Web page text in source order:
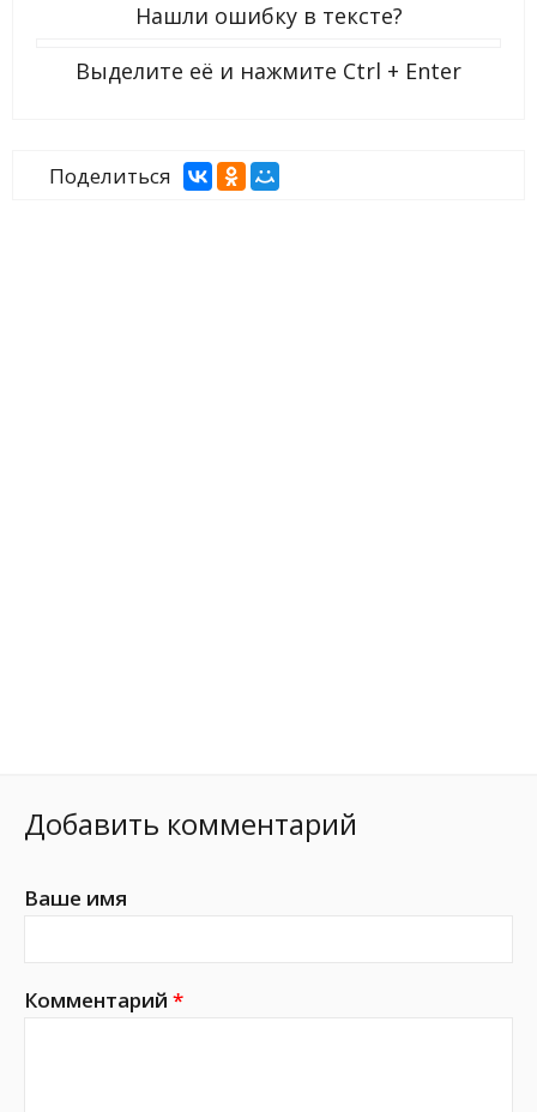
Нашли ошибку в тексте?
Выделите её и нажмите Ctrl + Enter
Поделиться
Добавить комментарий
Ваше имя
Комментарий *